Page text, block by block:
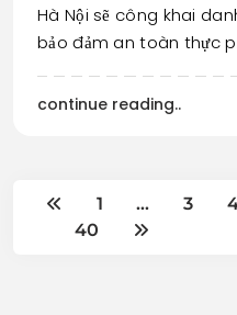
Hà Nội sẽ công khai
bảo đảm an toàn thực
continue reading..
1 … 3
40